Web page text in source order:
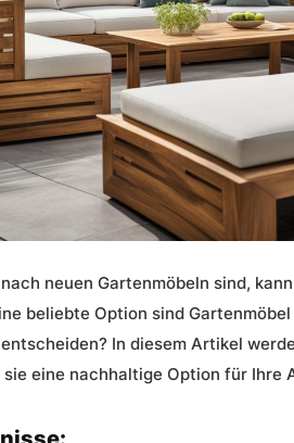
neuen Gartenmöbeln sind,
beliebte Option sind
In diesem Artikel
eine nachhaltige Option für Ihre